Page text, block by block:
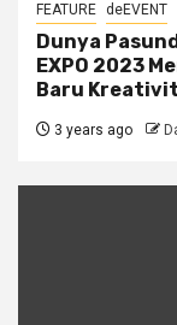
FEATURE deEVENT
Dunya
EXPO 2023
Baru
3 years ago